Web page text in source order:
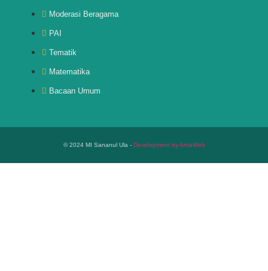
Moderasi Beragama
PAI
Tematik
Matematika
Bacaan Umum
© 2024 MI Sananul Ula - Development by AntaWeb